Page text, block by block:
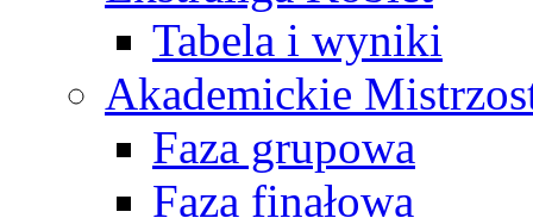
Tabela i wyniki
Akademickie
Faza grupowa
Faza finałowa